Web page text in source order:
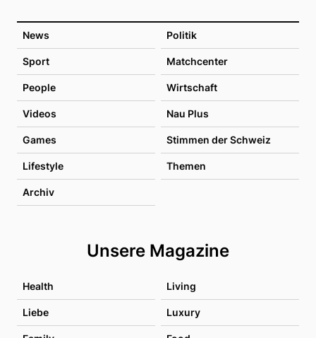
News Politik
Sport Matchcenter
People Wirtschaft
Videos Nau Plus
Games Stimmen der Schweiz
Lifestyle Themen
Archiv
Unsere Magazine
Health Living
Liebe Luxury